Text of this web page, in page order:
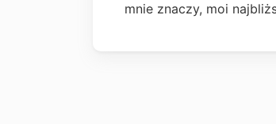
mnie znaczy, moi